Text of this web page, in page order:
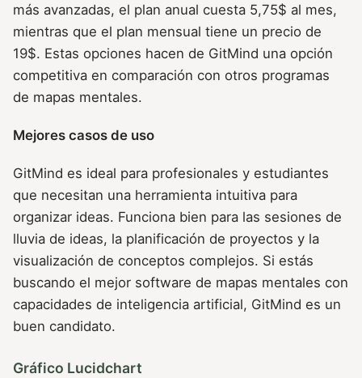
más avanzadas, el plan anual cuesta 5,75$ al mes,
mientras que el plan mensual tiene un precio de
19$. Estas opciones hacen de GitMind una opción
competitiva en comparación con otros programas
de mapas mentales.
Mejores casos de uso
GitMind es ideal para profesionales y estudiantes
que necesitan una herramienta intuitiva para
organizar ideas. Funciona bien para las sesiones de
lluvia de ideas, la planificación de proyectos y la
visualización de conceptos complejos. Si estás
buscando el mejor software de mapas mentales con
capacidades de inteligencia artificial, GitMind es un
buen candidato.
Gráfico Lucidchart